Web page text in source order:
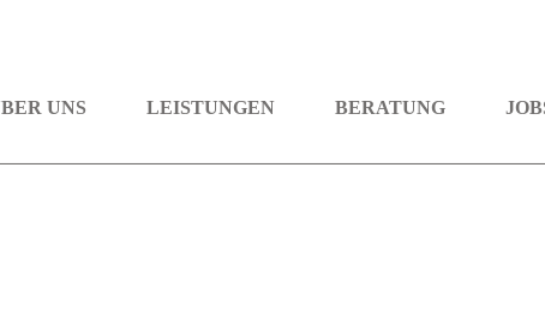
UNS LEISTUNGEN BERATUNG